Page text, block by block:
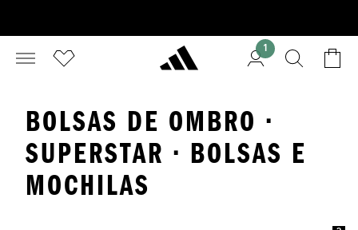
1
BOLSAS DE OMBRO ·
SUPERSTAR · BOLSAS E
MOCHILAS